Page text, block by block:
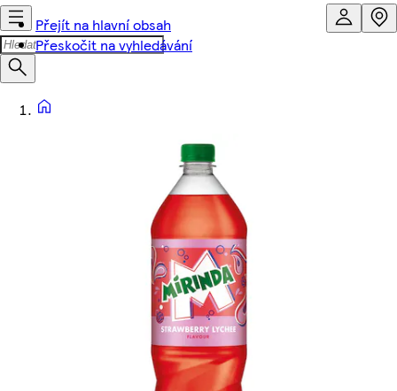
Přejít na hlavní obsah
Přeskočit na vyhledávání